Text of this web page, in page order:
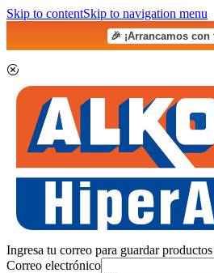
Skip to contentSkip to navigation menu
🎉 ¡Arrancamos con
Ingresa tu correo para guardar
Correo electrónico